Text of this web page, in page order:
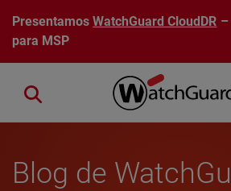
Pasar al contenido principal
PresentamosWatchGuard CloudDR –
para MSP
Close search
Blog de